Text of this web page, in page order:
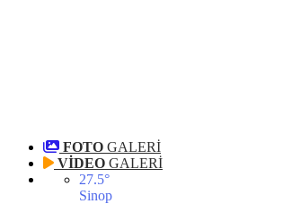
FOTO GALERİ
VİDEO GALERİ
27.5°
Sinop